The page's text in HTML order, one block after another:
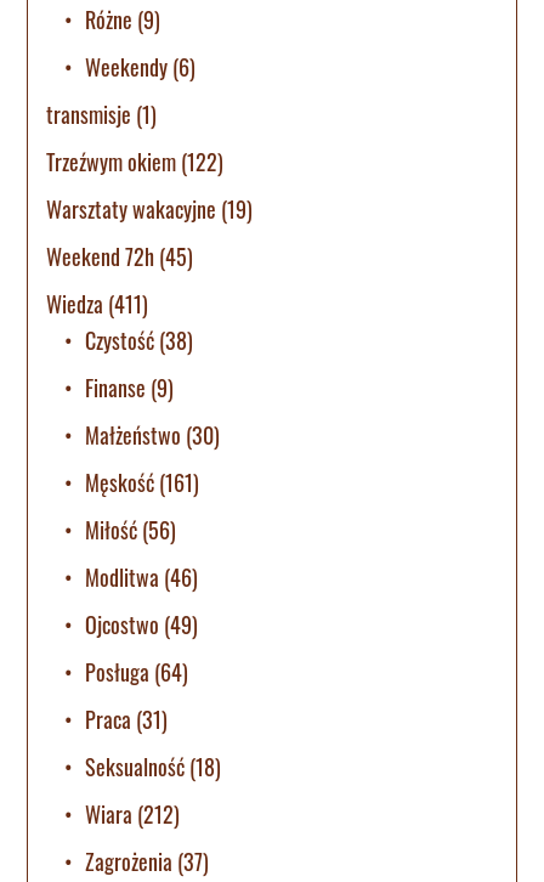
Różne (9)
Weekendy(6)
transmisje (1)
Trzeźwym okiem(122)
Warsztaty wakacyjne (19)
Weekend 72h(45)
Wiedza (411)
Czystość(38)
Finanse (9)
Małżeństwo (30)
Męskość(161)
Miłość(56)
Modlitwa (46)
Ojcostwo (49)
Posługa (64)
Praca (31)
Seksualność(18)
Wiara (212)
Zagrożenia (37)